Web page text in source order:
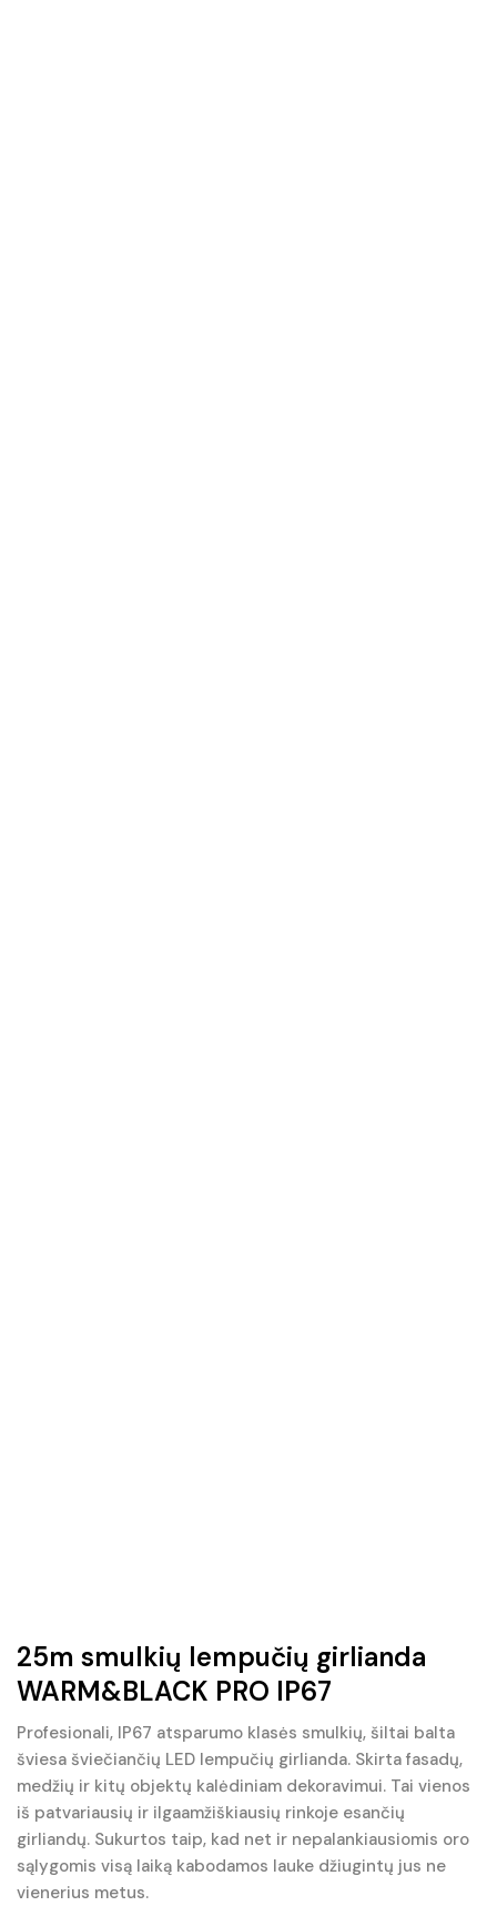
25m smulkių lempučių girlianda
WARM&BLACK PRO IP67
Profesionali, IP67 atsparumo klasės smulkių, šiltai balta
šviesa šviečiančių LED lempučių girlianda. Skirta fasadų,
medžių ir kitų objektų kalėdiniam dekoravimui. Tai vienos
iš patvariausių ir ilgaamžiškiausių rinkoje esančių
girliandų. Sukurtos taip, kad net ir nepalankiausiomis oro
sąlygomis visą laiką kabodamos lauke džiugintų jus ne
vienerius metus.